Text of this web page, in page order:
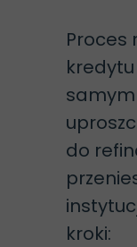
Proces
do
kroki: